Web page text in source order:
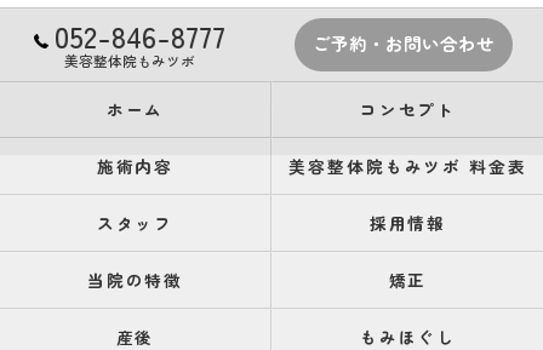
052-846-8777
美容整体院もみツボ
ご予約・お問い合わせ
ホーム コンセプト
施術内容 美容整体院もみツボ 料金表
スタッフ 採用情報
当院の特徴 矯正
産後 もみほぐし